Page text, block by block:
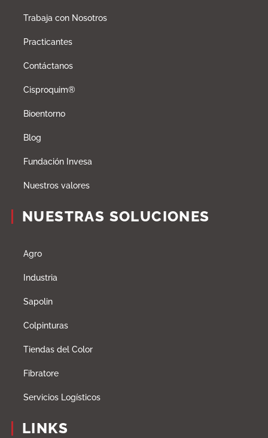
Trabaja con Nosotros
Practicantes
Contáctanos
Cisproquim®
Bioentorno
Blog
Fundación Invesa
Nuestros valores
NUESTRAS SOLUCIONES
Agro
Industria
Sapolin
Colpinturas
Tiendas del Color
Fibratore
Servicios Logísticos
LINKS